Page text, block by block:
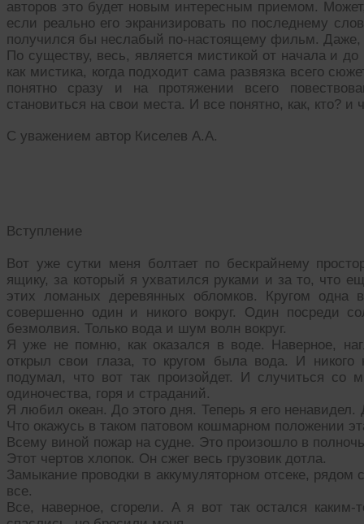
авторов это будет новым интересным приемом.
если реально его экранизировать по последнему
получился бы неслабый по-настоящему фильм. Даже,
По существу, весь, является мистикой от начала и
как мистика, когда подходит сама развязка всего
понятно сразу и на протяжении всего
становиться на свои места. И все понятно, как, кто? и
С уважением автор Киселев А.А.
Вступление
Вот уже сутки меня болтает по бескрайнему
ящику, за который я ухватился руками и за то, что
этих ломаных деревянных обломков. Кругом
совершенно один и никого вокруг. Один посреди
безмолвия. Только вода и шум волн вокруг.
Я уже не помню, как оказался в воде. Наверное,
открыл свои глаза, то кругом была вода. И
подумал, что вот так произойдет. И случиться со
одиночества, горя и страданий.
Я любил океан. До этого дня. Теперь я его
Что окажусь в таком патовом кошмарном положении
Всему виной пожар на судне. Это произошло в
Этот чертов хлопок. Он сжег весь грузовик дотла.
Замыкание проводки в аккумуляторном отсеке,
все.
Все, наверное, сгорели. А я вот так остался